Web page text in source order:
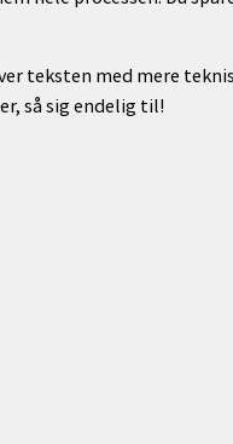
teksten med mere
så sig endelig til!